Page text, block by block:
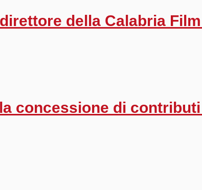
della Calabria
concessione di